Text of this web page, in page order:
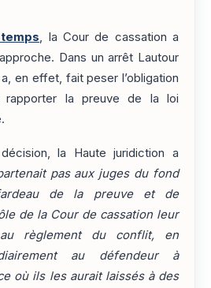
, la Cour de cassation a
Dans un arrêt Lautour
en effet, fait peser l’obligation
la preuve de la loi
la Haute juridiction a
pas aux juges du fond
de la preuve et de
de la Cour de cassation leur
règlement du conflit, en
au défendeur à
où ils les aurait laissés à des